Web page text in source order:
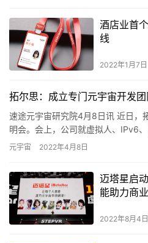
酒店业首
线
2022年1月7日
拓尔思：成立专门元宇宙开发
速途元宇宙研究院4月8日讯 近日，
明会。会上，公司就虚拟人、IPv6
投资者提问。公司表示，目前公司
元宇宙 2022年4月8日
迈塔星启
能助力商
2022年8月4日